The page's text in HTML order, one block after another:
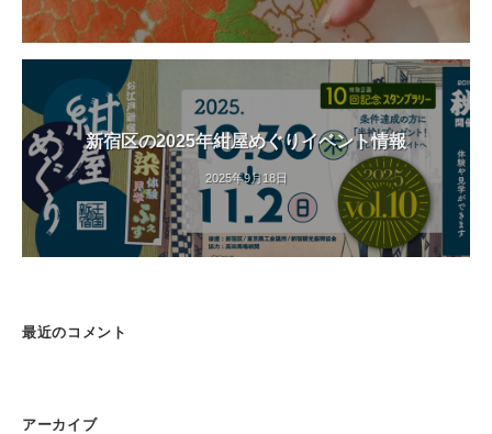
新宿区の2025年紺屋めぐりイベント情報
2025年9月18日
最近のコメント
アーカイブ